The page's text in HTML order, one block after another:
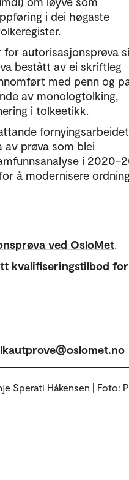
i dei høgaste
autorisasjonsprøva
bestått av ei skriftleg
med penn og
av monologtolking,
i tolkeetikk.
av prøva som blei
i
å modernisere
ved OsloMet.
kvalifiseringstilbod for
Sperati Håkensen | Foto: